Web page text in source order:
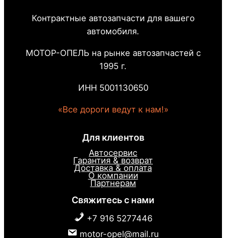
Контрактные автозапчасти для вашего
автомобиля.
МОТОР-ОПЕЛЬ на рынке автозапчастей с
1995 г.
ИНН 5001130650
«Все дороги ведут к нам!»
Для клиентов
Автосервис
Гарантия & возврат
Доставка & оплата
О компании
Партнерам
Свяжитесь с нами
+7 916 5277446
motor-opel@mail.ru